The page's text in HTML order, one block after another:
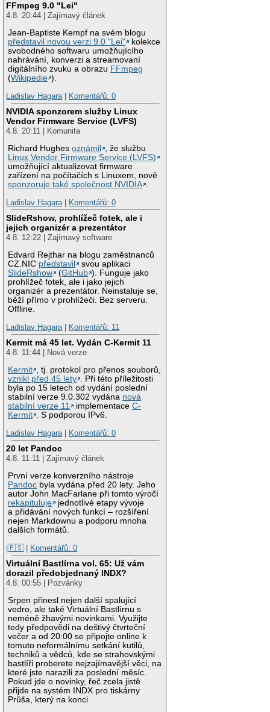
FFmpeg 9.0 "Lei"
4.8. 20:44 | Zajímavý článek
Jean-Baptiste Kempf na svém blogu
představil novou verzi 9.0 "Lei"
kolekce
svobodného softwaru umožňujícího
nahrávání, konverzi a streamovaní
digitálního zvuku a obrazu FFmpeg
(Wikipedie ).
Ladislav Hagara
Komentářů: 0
NVIDIA sponzorem služby Linux
Vendor Firmware Service (LVFS)
4.8. 20:11 | Komunita
Richard Hughesoznámil
, že službu
Linux Vendor Firmware Service (LVFS)
umožňující aktualizovat firmware
zařízení na počítačích s Linuxem, nově
sponzoruje také společnost NVIDIA .
Ladislav Hagara | Komentářů: 0
SlideRshow, prohlížeč fotek, ale i
jejich organizér a prezentátor
4.8. 12:22 | Zajímavý software
Edvard Rejthar na blogu zaměstnanců
CZ.NIC představil
svou aplikaci
SlideRshow
(GitHub ). Funguje jako
prohlížeč fotek, ale i jako jejich
organizér a prezentátor. Neinstaluje se,
běží přímo v prohlížeči. Bez serveru.
Offline.
Ladislav Hagara | Komentářů: 11
Kermit má 45 let. Vydán C-Kermit 11
4.8. 11:44 | Nová verze
Kermit , tj. protokol pro přenos souborů,
vznikl před 45 lety . Při této příležitosti
byla po 15 letech od vydání poslední
stabilní verze 9.0.302 vydána nová
stabilní verze 11
implementaceC-
Kermit . S podporou IPv6.
Ladislav Hagara | Komentářů: 0
20 let Pandoc
4.8. 11:11 | Zajímavý článek
První verze konverzního nástroje
Pandoc byla vydána před 20 lety. Jeho
autor John MacFarlane při tomto výročí
rekapituluje
jednotlivé etapy vývoje
a přidávání nových funkcí – rozšíření
nejen Markdownu a podporu mnoha
dalších formátů.
|🇵🇸 | Komentářů: 0
Virtuální Bastlírna vol. 65: Už vám
dorazil předobjednaný INDX?
4.8. 00:55 | Pozvánky
Srpen přinesl nejen další spalující
vedro, ale také Virtuální Bastlírnu s
neméně žhavými novinkami. Využijte
tedy předpovědi na deštivý čtvrteční
večer a od 20:00 se připojte online k
tomuto neformálnímu setkání kutilů,
techniků a vědců, kde se strahovskými
bastlíři proberete nejzajímavější věci, na
které jste narazili za poslední měsíc.
Pokud jde o novinky, řeč zcela jistě
přijde na systém INDX pro tiskárny
Průša, který na konci